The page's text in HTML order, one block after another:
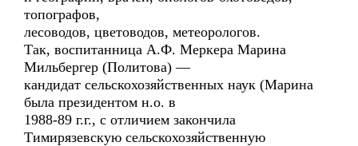
топографов,
лесоводов, цветоводов, метеорологов.
Так, воспитанница А.Ф. Меркера Марина
Мильбергер (Политова) —
кандидат сельскохозяйственных наук (Марина
была президентом н.о. в
1988-89 г.г., с отличием закончила
Тимирязевскую сельскохозяйственную